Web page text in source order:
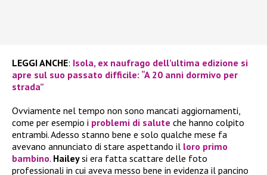
LEGGI ANCHE: Isola, ex naufrago dell’ultima edizione si
apre sul suo passato difficile: “A 20 anni dormivo per
strada”
Ovviamente nel tempo non sono mancati aggiornamenti,
come per esempio i problemi di salute che hanno colpito
entrambi. Adesso stanno bene e solo qualche mese fa
avevano annunciato di stare aspettando il loro primo
bambino. Haileysi era fatta scattare delle foto
professionali in cui aveva messo bene in evidenza il pancino